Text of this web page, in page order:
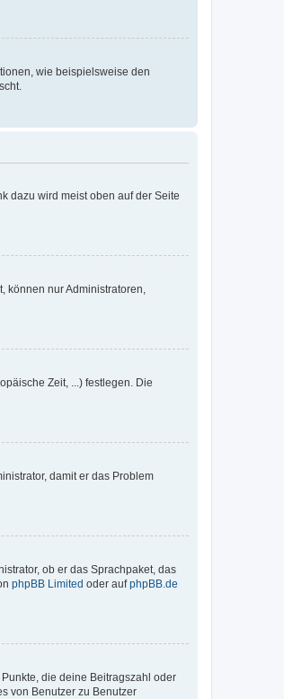
wie beispielsweise den
dazu wird meist oben auf der Seite
können nur Administratoren,
Zeit, ...) festlegen. Die
damit er das Problem
ob er das Sprachpaket, das
phpBB Limited oder aufphpBB.de
die deine Beitragszahl oder
von Benutzer zu Benutzer